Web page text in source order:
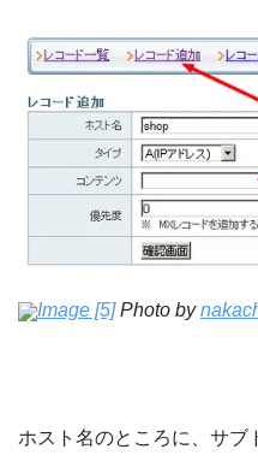
Image [5]Photo by
ホスト名のところに、サブ